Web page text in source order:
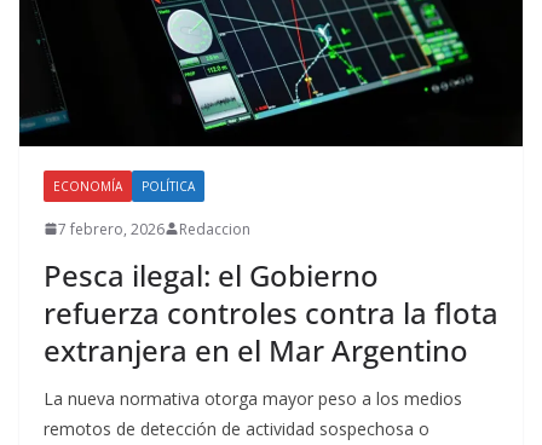
ECONOMÍA POLÍTICA
7 febrero, 2026 Redaccion
Pesca ilegal: el Gobierno
refuerza controles contra la flota
extranjera en el Mar Argentino
La nueva normativa otorga mayor peso a los medios
remotos de detección de actividad sospechosa o